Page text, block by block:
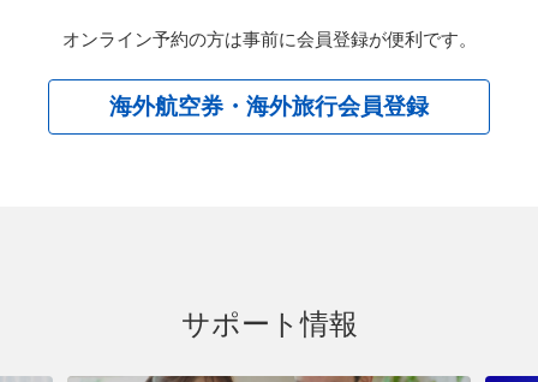
オンライン予約の方は事前に会員登録が便利です。
海外航空券・海外旅行会員登録
サポート情報